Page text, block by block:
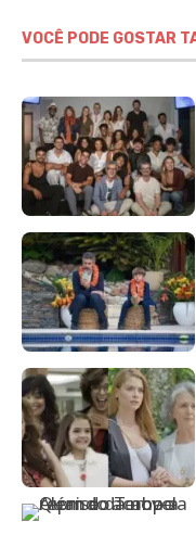
VOCÊ PODE GOSTAR